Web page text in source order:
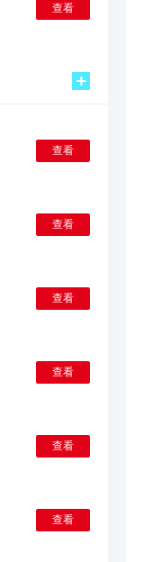
查看
查看
查看
查看
查看
查看
查看